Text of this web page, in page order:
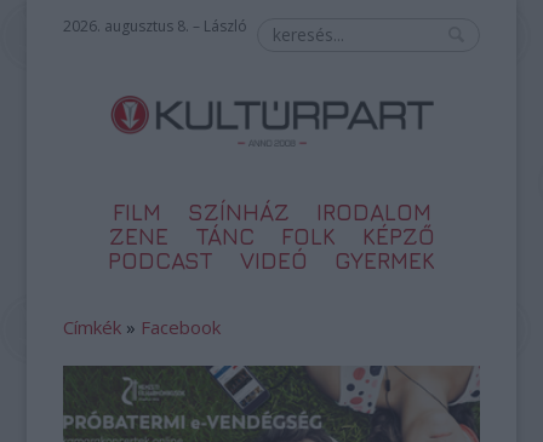
2026. augusztus 8. – László
FILM SZÍNHÁZ
IRODALOM
ZENE
TÁNC FOLK
KÉPZŐ
PODCAST
VIDEÓ GYERMEK
Címkék » Facebook